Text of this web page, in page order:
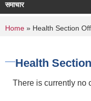
समाचार
You are
Home » Health Section
Health
There is currently no